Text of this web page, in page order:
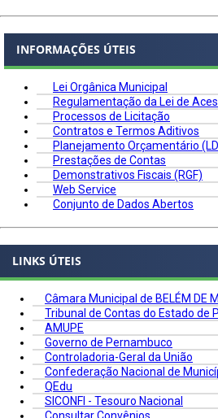
INFORMAÇÕES ÚTEIS
Lei Orgânica Municipal
Regulamentação da Lei de
Processos de Licitação
Contratos e Termos Aditivos
Planejamento Orçamentário
Prestações de Contas
Demonstrativos Fiscais (RGF)
Web Service
Conjunto de Dados Abertos
LINKS ÚTEIS
Câmara Municipal de BELÉM DE
Tribunal de Contas do Estado de
AMUPE
Governo de Pernambuco
Controladoria-Geral da União
Confederação Nacional de
QEdu
SICONFI - Tesouro Nacional